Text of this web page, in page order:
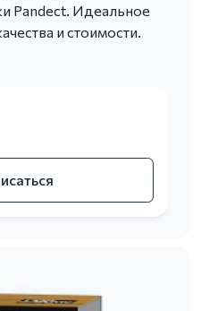
Pandect. Идеальное
и стоимости.